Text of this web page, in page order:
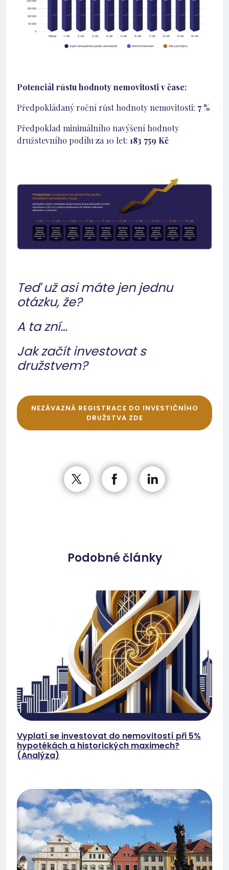
Potenciál růstu hodnoty nemovitosti v čase:
Předpokládaný roční růst hodnoty nemovitosti: 7 %
Předpoklad minimálního navýšení hodnoty
družstevního podílu za 10 let:183 759 Kč
Teď už asi máte jen jednu
otázku, že?
A ta zní…
Jak začít investovat s
družstvem?
NEZÁVAZNÁ REGISTRACE DO INVESTIČNÍHO
DRUŽSTVA ZDE
Podobné články
Vyplatí se investovat do nemovitostí při 5%
hypotékách a historických maximech?
(Analýza)